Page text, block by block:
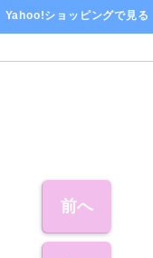
Yahoo!ショッピングで見る
前へ